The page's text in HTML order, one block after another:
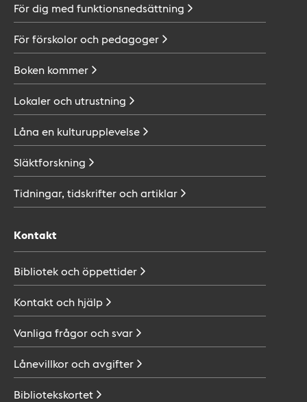
För dig med funktionsnedsättning
För förskolor och pedagoger
Boken kommer
Lokaler och utrustning
Låna en kulturupplevelse
Släktforskning
Tidningar, tidskrifter ochartiklar
Kontakt
Bibliotek ochöppettider
Kontakt och hjälp
Vanliga frågor ochsvar
Lånevillkor ochavgifter
Bibliotekskortet